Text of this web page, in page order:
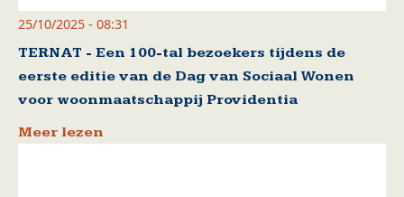
25/10/2025 - 08:31
TERNAT - Een 100-tal bezoekers tijdens de
eerste editie van de Dag van Sociaal Wonen
voor woonmaatschappij Providentia
Meer lezen